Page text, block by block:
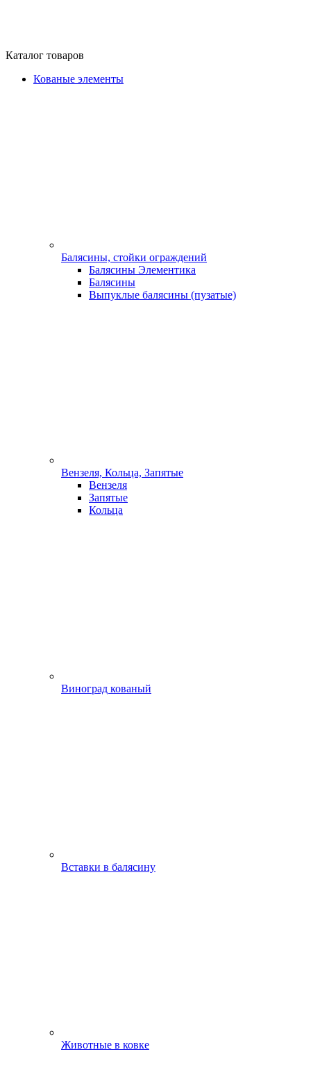
Каталог товаров
Кованые элементы
Балясины, стойки ограждений
Балясины Элементика
Балясины
Выпуклые балясины (пузатые)
Вензеля, Кольца, Запятые
Вензеля
Запятые
Кольца
Виноград кованый
Вставки в балясину
Животные в ковке